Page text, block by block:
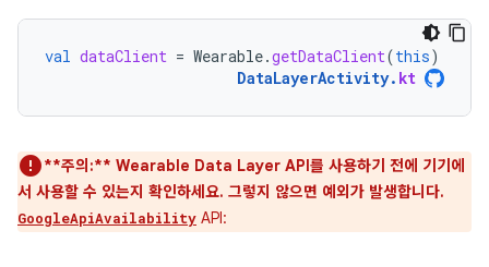
val dataClient = Wearable.getDataClient(this)
DataLayerActivity. kt
**주의:** Wearable Data Layer API를 사용하기 전에 기기에
서 사용할 수 있는지 확인하세요. 그렇지 않으면 예외가 발생합니다.
GoogleApiAvailability API: